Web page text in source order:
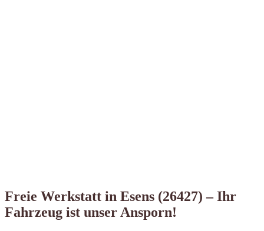
Freie Werkstatt in Esens (26427) – Ihr
Fahrzeug ist unser Ansporn!